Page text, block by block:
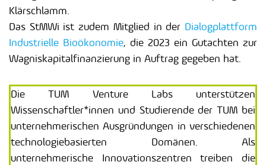
Klärschlamm.
Das StMWi ist zudem Mitglied in der Dialogplattform
Industrielle Bioökonomie, die 2023 ein Gutachten zur
Wagniskapitalfinanzierung in Auftrag gegeben hat.
Die TUM Venture Labs unterstützen
Wissenschaftler*innen und Studierende der TUM bei
unternehmerischen Ausgründungen in verschiedenen
technologiebasierten Domänen. Als
unternehmerische Innovationszentren treiben die